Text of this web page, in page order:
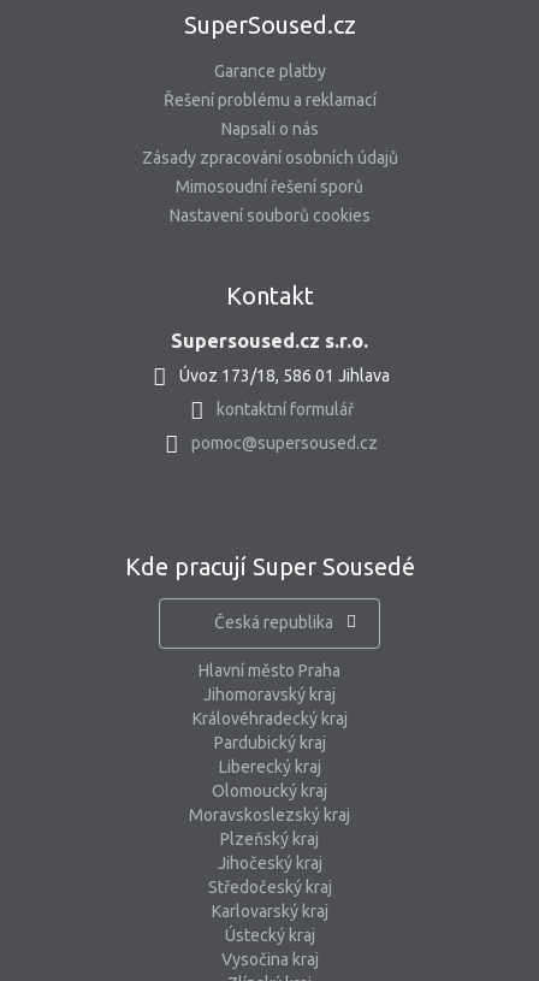
SuperSoused.cz
Garance platby
Řešení problému a reklamací
Napsali o nás
Zásady zpracování osobních údajů
Mimosoudní řešení sporů
Nastavení souborů cookies
Kontakt
Supersoused.cz s.r.o.
Úvoz 173/18, 586 01 Jihlava
kontaktní formulář
pomoc@supersoused.cz
Kde pracují Super Sousedé
Česká republika
Hlavní město Praha
Jihomoravský kraj
Královéhradecký kraj
Pardubický kraj
Liberecký kraj
Olomoucký kraj
Moravskoslezský kraj
Plzeňský kraj
Jihočeský kraj
Středočeský kraj
Karlovarský kraj
Ústecký kraj
Vysočina kraj